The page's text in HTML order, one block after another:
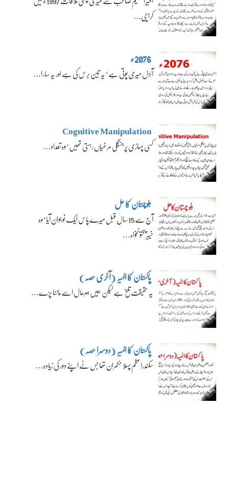
کراچی…
2076ء
آئزل میری پوتی ہے‘ یہ تین برس کی ہے اور یہ سارا…
Cognitive Manipulation
کسی پہاڑی پر جنگلی مرغیاں رہتی تھیں‘ وہ تعداد…
بلوچستان کا حل
آج سے 15 سال قبل میرے پاس ایک نوجوان آیا‘ وہ
خیبرپختونخواہ…
پاکستان کا المیہ (آخری حصہ)
یہ حقیقت تلخ ہے لیکن ہمیں بہرحال اسے ماننا پڑے…
پاکستان کا المیہ (دوسرا حصہ)
سکندراعظم پہلا حکمران تھا جس نے اپنے دور کی زیادہ…